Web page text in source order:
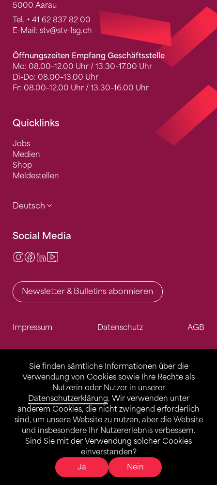
Sie finden sämtliche Informationen über die
Verwendung von Cookies sowie Ihre Rechte als
Nutzerin oder Nutzer in unserer
Datenschutzerklärung. Wir verwenden unter
anderem Cookies, die nicht zwingend erforderlich
sind, um unsere Website zu nutzen, aber die Website
und insbesondere Ihr Nutzererlebnis verbessern.
Sind Sie mit der Verwendung solcher Cookies
einverstanden?
Ja
Nein
5000 Aarau
Tel. + 41 62 837 82 00
E-Mail: stv@stv-fsg.ch
Öffnungszeiten Empfang Geschäftsstelle
Mo: 08.00–12.00 Uhr / 13.30–17.00 Uhr
Di-Do: 08.00–13.00 Uhr
Fr: 08.00–12.00 Uhr / 13.30–16.00 Uhr
Quicklinks
Jobs
Medien
Shop
Meldestellen
Deutsch
Social Media
Instagram
Facebook
LinkedIn
Newsletter & Bulletins abonnieren
Impressum Datenschutz AGB